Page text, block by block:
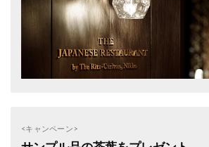
<キャンペーン>